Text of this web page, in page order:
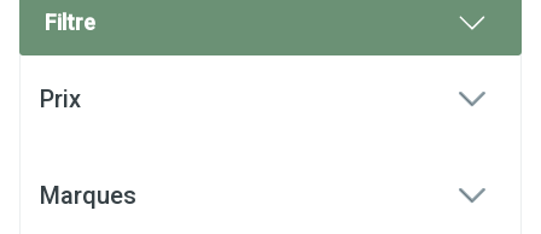
Filtre
Prix
Marques